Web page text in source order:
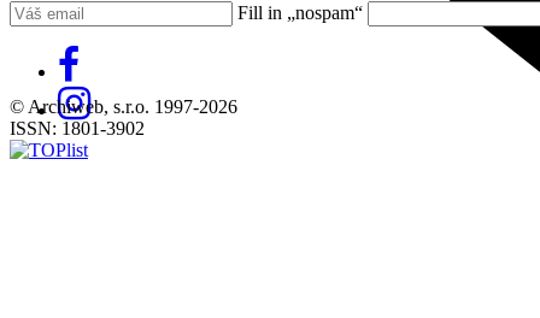
Fill in „nospam“
© Archiweb, s.r.o. 1997-2026
ISSN: 1801-3902